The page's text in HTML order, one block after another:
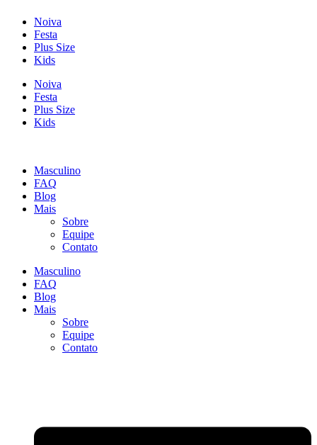
Noiva
Festa
Plus Size
Kids
Noiva
Festa
Plus Size
Kids
Masculino
FAQ
Blog
Mais
Sobre
Equipe
Contato
Masculino
FAQ
Blog
Mais
Sobre
Equipe
Contato